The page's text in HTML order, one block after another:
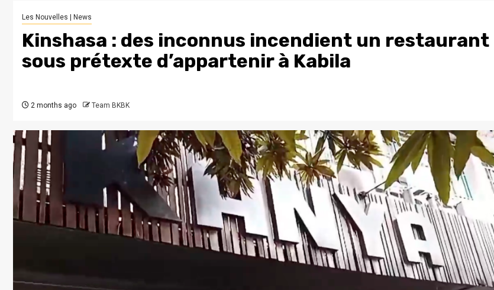
Les Nouvelles | News
Kinshasa : des inconnus incendient un restaurant
sous prétexte d’appartenir à Kabila
2 months ago Team BKBK